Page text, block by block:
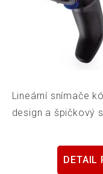
Lineární snímače
design a špičkový
DETAIL